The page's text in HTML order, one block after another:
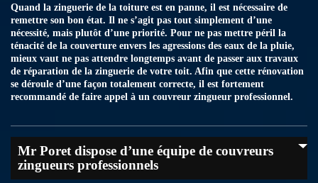
Quand la zinguerie de la toiture est en panne, il est nécessaire de
remettre son bon état. Il ne s’agit pas tout simplement d’une
nécessité, mais plutôt d’une priorité. Pour ne pas mettre péril la
ténacité de la couverture envers les agressions des eaux de la pluie,
mieux vaut ne pas attendre longtemps avant de passer aux travaux
de réparation de la zinguerie de votre toit. Afin que cette rénovation
se déroule d’une façon totalement correcte, il est fortement
recommandé de faire appel à un couvreur zingueur professionnel.
Mr Poret dispose d’une équipe de couvreurs
zingueurs professionnels